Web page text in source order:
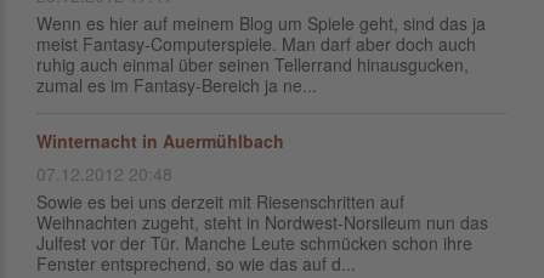
Wenn es hier auf meinem Blog um Spiele geht, sind das ja
meist Fantasy-Computerspiele. Man darf aber doch auch
ruhig auch einmal über seinen Tellerrand hinausgucken,
zumal es im Fantasy-Bereich ja ne...
Winternacht in Auermühlbach
07.12.2012 20:48
Sowie es bei uns derzeit mit Riesenschritten auf
Weihnachten zugeht, steht in Nordwest-Norsileum nun das
Julfest vor der Tür. Manche Leute schmücken schon ihre
Fenster entsprechend, so wie das auf d...